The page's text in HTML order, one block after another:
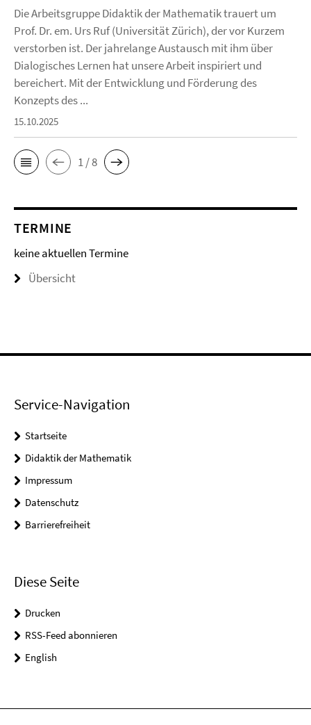
Die Arbeitsgruppe Didaktik der Mathematik trauert um
Prof. Dr. em. Urs Ruf (Universität Zürich), der vor Kurzem
verstorben ist. Der jahrelange Austausch mit ihm über
Dialogisches Lernen hat unsere Arbeit inspiriert und
bereichert. Mit der Entwicklung und Förderung des
Konzepts des ...
15.10.2025
1 / 8
TERMINE
keine aktuellen Termine
Übersicht
Service-Navigation
Startseite
Didaktik der Mathematik
Impressum
Datenschutz
Barrierefreiheit
Diese Seite
Drucken
RSS-Feed abonnieren
English